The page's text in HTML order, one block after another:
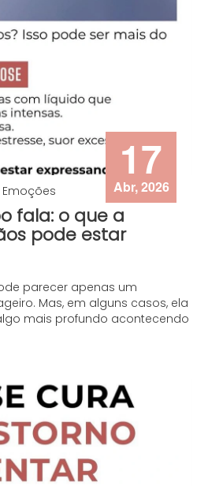
17
Abr, 2026
Emoções
fala: o que a
pode estar
parecer apenas um
Mas, em alguns casos, ela
mais profundo acontecendo